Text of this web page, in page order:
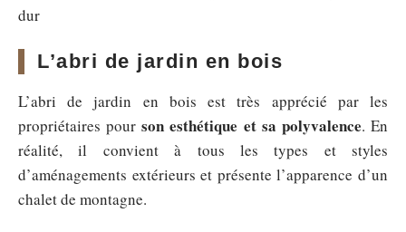
L’abri de jardin en bois
L’abri de jardin en bois est très apprécié par les
propriétaires pourson esthétique et sa polyvalence. En
réalité, il convient à tous les types et styles
d’aménagements extérieurs et présente l’apparence d’un
chalet de montagne.